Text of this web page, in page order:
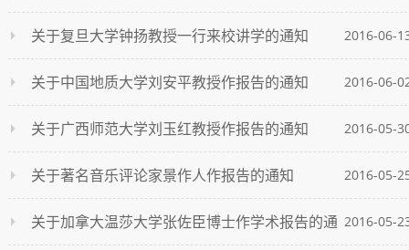
术报告会的通知 2016-06-
关于复旦大学钟扬教授一行来校讲学的通知
2016-06-
关于中国地质大学刘安平教授作报告的通知
2016-05-
关于广西师范大学刘玉红教授作报告的通知
2016-05-
关于著名音乐评论家景作人作报告的通知
2016-05-
关于加拿大温莎大学张佐臣博士作学术报告的通